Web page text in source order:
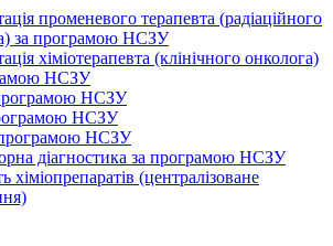
променевого терапевта (радіаційного
за програмою НСЗУ
хіміотерапевта (клінічного онколога)
НСЗУ
НСЗУ
НСЗУ
НСЗУ
діагностика за програмою НСЗУ
хіміопрепаратів (централізоване